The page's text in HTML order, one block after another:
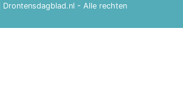
- Alle rechten